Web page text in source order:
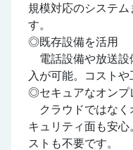
規模対応のシステム
す。
◎既存設備を活用
電話設備や放送設
入が可能。コストや
◎セキュアなオンプ
クラウドではなく
キュリティ面も安
ストも不要です。